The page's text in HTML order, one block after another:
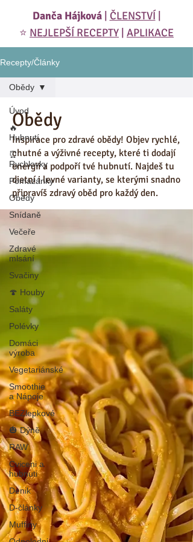
Danča Hájková| ČLENSTVÍ
⭐️ NEJLEPŠÍ RECEPTY APLIKACE
Recepty/Články
Úvod
🔥
Hubnutí
⏰
Rychlovky
Pomazánky
Obědy
Snídaně
Večeře
Zdravé
mlsání
Svačiny
🍄 Houby
Saláty
Polévky
Domáci
výroba
Vegetariánské
Smoothie
a Nápoje
BEZlepkové
🎃 Dýně
RAW
Cviceni a
hubnuti
Denik
D-články
Muffiny
Obědy
Obědy
Inspirace pro zdravé obědy! Objev rychlé,
chutné a výživné recepty, které ti dodají
energii a podpoří tvé hubnutí. Najdeš tu
dietní i levné varianty, se kterými snadno
připravíš zdravý oběd pro každý den.